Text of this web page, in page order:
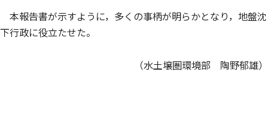
本報告書が示すように，多くの事柄が明らかとなり，地盤沈
下行政に役立たせた。
（水土壌圏環境部 陶野郁雄）